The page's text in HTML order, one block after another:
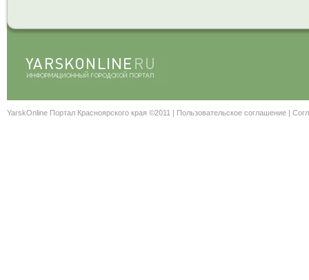
YarskOnline Портал Красноярского края ©2011 | Пользовательское соглашение |